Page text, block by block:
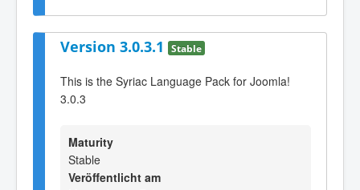
Version 3.0.3.1 Stable
This is the Syriac Language Pack for Joomla!
3.0.3
Maturity
Stable
Veröffentlicht am